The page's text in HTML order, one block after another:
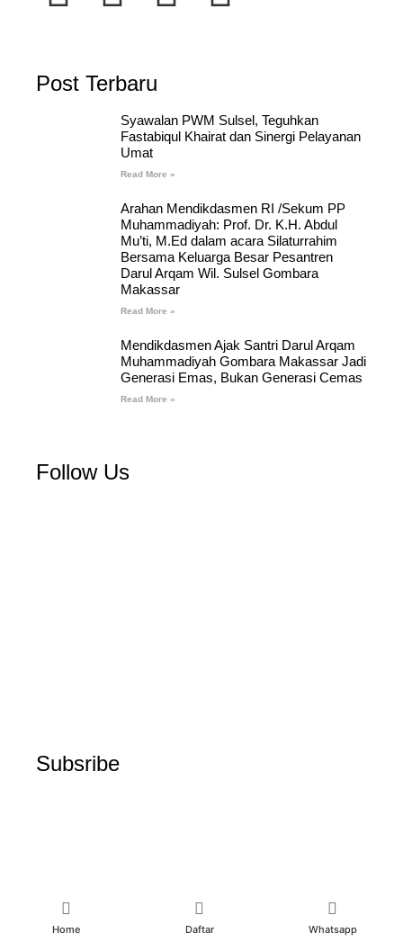
Post Terbaru
Syawalan PWM Sulsel, Teguhkan
Fastabiqul Khairat dan Sinergi Pelayanan
Umat
Read More »
Arahan Mendikdasmen RI /Sekum PP
Muhammadiyah: Prof. Dr. K.H. Abdul
Mu’ti, M.Ed dalam acara Silaturrahim
Bersama Keluarga Besar Pesantren
Darul Arqam Wil. Sulsel Gombara
Makassar
Read More »
Mendikdasmen Ajak Santri Darul Arqam
Muhammadiyah Gombara Makassar Jadi
Generasi Emas, Bukan Generasi Cemas
Read More »
Follow Us
Subsribe
Home Daftar Whatsapp